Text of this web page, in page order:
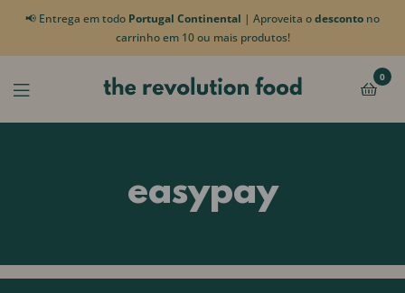
📢 Entrega em todo Portugal Continental | Aproveita odesconto no
carrinho em 10 ou mais produtos!
0
easypay